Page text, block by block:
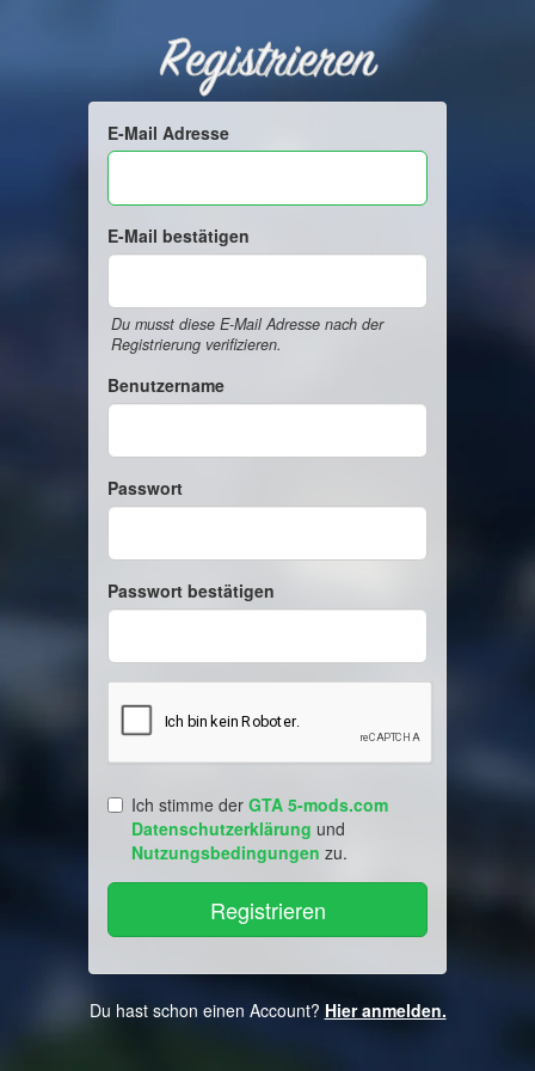
Registrieren
E-Mail Adresse
E-Mail bestätigen
Du musst diese E-Mail Adresse nach der
Registrierung verifizieren.
Benutzername
Passwort
Passwort bestätigen
Ich stimme der GTA 5-mods.com
Datenschutzerklärung und
Nutzungsbedingungen zu.
Du hast schon einen Account? Hier anmelden.